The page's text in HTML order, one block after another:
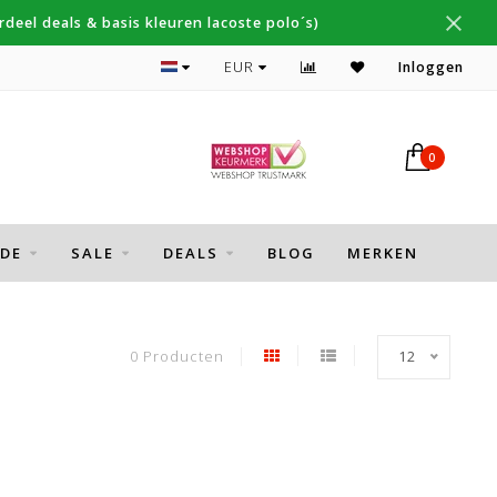
deals & basis kleuren lacoste polo´s)
Topmerken Thomas Maine, Cavallaro, Desoto
EUR Inloggen
0
SALE DEALS BLOG MERKEN
0 Producten 12